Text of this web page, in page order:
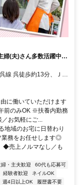
婦(夫)さん多数活躍中！
お休みなども取りやす
線 呉徒歩約13分、ＪＲ
に働いていただけます
前のみOK ※扶養内勤務
お気軽にご...
地域のお宅に日替わり
業務をお任せします◎
◆売上ノルマなし／も
婦・主夫歓迎
60代も応募可
経験者歓迎
ネイルOK
週4日以上OK
履歴書不要